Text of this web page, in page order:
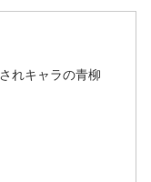
れキャラの青柳